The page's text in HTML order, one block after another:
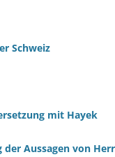
Schweiz
mit Hayek
Aussagen von